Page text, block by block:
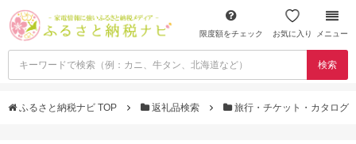
限度額をチェック お気に入り メニュー
検索
ふるさと納税ナビ TOP 返礼品検索 旅行・チケット・カタログ